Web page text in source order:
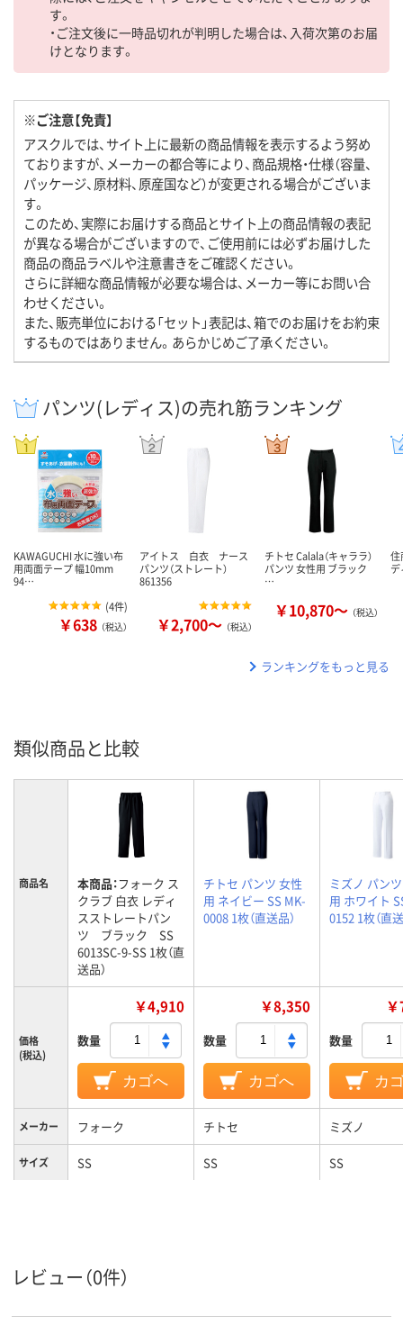
す。
・ご注文後に一時品切れが判明した場合は、入荷次第のお届
けとなります。
※ご注意【免責】
アスクルでは、サイト上に最新の商品情報を表示するよう努め
ておりますが、メーカーの都合等により、商品規格・仕様（容量、
パッケージ、原材料、原産国など）が変更される場合がございま
す。
このため、実際にお届けする商品とサイト上の商品情報の表記
が異なる場合がございますので、ご使用前には必ずお届けした
商品の商品ラベルや注意書きをご確認ください。
さらに詳細な商品情報が必要な場合は、メーカー等にお問い合
わせください。
また、販売単位における「セット」表記は、箱でのお届けをお約束
するものではありません。あらかじめご了承ください。
パンツ(レディス)の売れ筋ランキング
KAWAGUCHI 水に強い布
用両面テープ 幅10mm
94…
(4件)
￥638 （税込）
アイトス 白衣 ナース
パンツ（ストレート）
861356
￥2,700～ （税込）
チトセ Calala（キャララ）
パンツ 女性用 ブラック
…
￥10,870～ （税込）
住
ランキングをもっと見る
類似商品と比較
商品名 本商品：フォーク ス
クラブ 白衣 レディ
スストレートパン
ツ ブラック SS
6013SC-9-SS 1枚（直
送品）
チトセ パンツ 女性
用 ネイビー SS MK-
0008 1枚（直送品）
ミズノ パン
用 ホワイト
0152 1枚（直
価格
(税込)
￥4,910
数量
カゴへ
￥8,350
数量
カゴへ
数量
カ
メーカー フォーク チトセ ミズノ
サイズ SS SS SS
レビュー（0件）